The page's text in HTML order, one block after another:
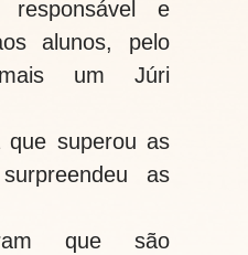
e
alunos, pelo
um Júri
que superou as
as
que são